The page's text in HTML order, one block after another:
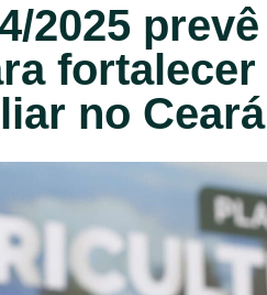
2025 prevê
fortalecer
no Ceará